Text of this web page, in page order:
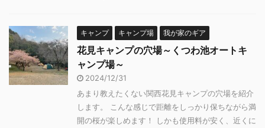
キャンプ キャンプ場 我が家のギア
花見キャンプの穴場～くつわ池オートキ
ャンプ場～
2024/12/31
あまり教えたくない関西花見キャンプの穴場を紹介
します。 こんな感じで距離をしっかり保ちながら満
開の桜が楽しめます！ しかも使用料が安く、近くに